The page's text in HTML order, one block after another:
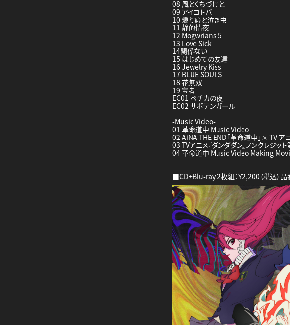
08 風とくちづけと
09 アイコトバ
10 煽り癖と泣き虫
11 静的情夜
12 Mogwrians 5
13 Love Sick
14関係ない
15 はじめての友達
16 Jewelry Kiss
17 BLUE SOULS
18 花無双
19 宝者
EC01 ペチカの夜
EC02 サボテンガール
-Music Video-
01 革命道中 Music Video
02 AiNA THE END「革命道中」× TV
03 TVアニメ『ダンダダン』ノンクレジッ
04 革命道中 Music Video Making
■CD+Blu-ray 2枚組：¥2,200（税込）品